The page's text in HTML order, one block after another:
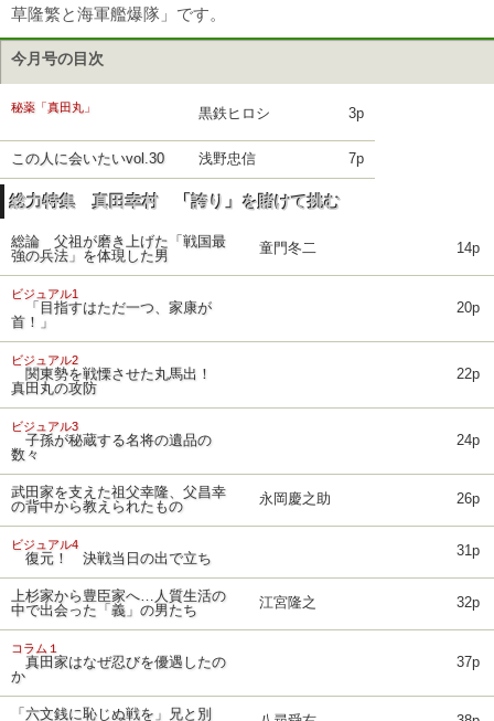
草隆繁と海軍艦爆隊」です。
今月号の目次
秘薬「真田丸」 黒鉄ヒロシ 3p
この人に会いたいvol.30 浅野忠信 7p
総力特集 真田幸村 「誇り」を賭けて挑む
総論 父祖が磨き上げた「戦国最
強の兵法」を体現した男
童門冬二 14p
ビジュアル1
「目指すはただ一つ、家康が
首！」
20p
ビジュアル2
関東勢を戦慄させた丸馬出！
真田丸の攻防
22p
ビジュアル3
子孫が秘蔵する名将の遺品の
数々
24p
武田家を支えた祖父幸隆、父昌幸
の背中から教えられたもの
永岡慶之助 26p
ビジュアル4
復元！ 決戦当日の出で立ち 31p
上杉家から豊臣家へ…人質生活の
中で出会った「義」の男たち
江宮隆之 32p
コラム１
真田家はなぜ忍びを優遇したの
か
37p
「六文銭に恥じぬ戦を」兄と別